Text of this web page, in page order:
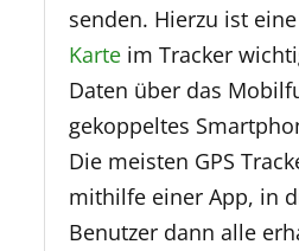
senden. Hierzu ist
Karte im Tracker
Daten über das
gekoppeltes
Die meisten GPS
mithilfe einer App, in
Benutzer dann alle